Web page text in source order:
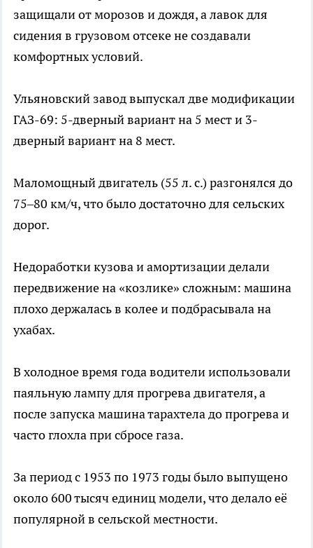
защищали от морозов и дождя, а лавок для
сидения в грузовом отсеке не создавали
комфортных условий.
Ульяновский завод выпускал две модификации
ГАЗ-69: 5-дверный вариант на 5 мест и 3-
дверный вариант на 8 мест.
Маломощный двигатель (55 л. с.) разгонялся до
75–80 км/ч, что было достаточно для сельских
дорог.
Недоработки кузова и амортизации делали
передвижение на «козлике» сложным: машина
плохо держалась в колее и подбрасывала на
ухабах.
В холодное время года водители использовали
паяльную лампу для прогрева двигателя, а
после запуска машина тарахтела до прогрева и
часто глохла при сбросе газа.
За период с 1953 по 1973 годы было выпущено
около 600 тысяч единиц модели, что делало её
популярной в сельской местности.